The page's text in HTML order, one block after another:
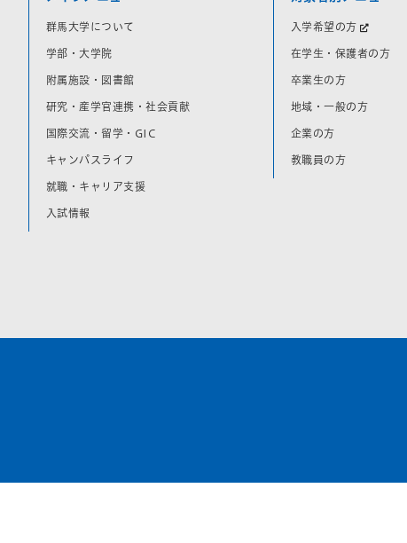
群馬大学について
学部・大学院
附属施設・図書館
研究・産学官連携・社会貢献
国際交流・留学・GIC
キャンパスライフ
就職・キャリア支援
入試情報
入学希望の方
在学生・保護者の方
卒業生の方
地域・一般の方
企業の方
教職員の方